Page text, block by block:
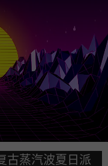
古蒸汽波夏日派